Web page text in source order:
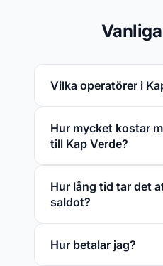
Vilka operatörer i
Hur mycket kostar
till Kap Verde?
Hur lång tid tar det
saldot?
Hur betalar jag?